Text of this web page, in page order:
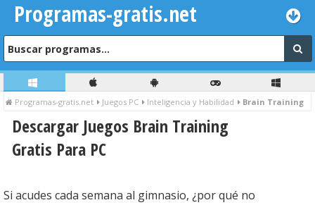
Programas-gratis.net
Programas-gratis.net Juegos PC Inteligencia y Habilidad Brain Training
Descargar Juegos Brain Training
Gratis Para PC
Si acudes cada semana al gimnasio, ¿por qué no